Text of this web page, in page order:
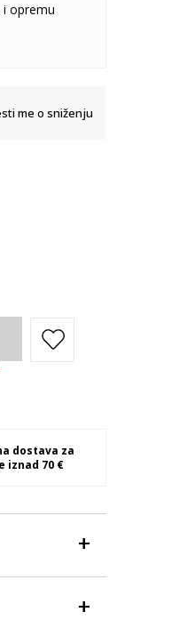
opremu
me o sniženju
dostava za
iznad 70 €